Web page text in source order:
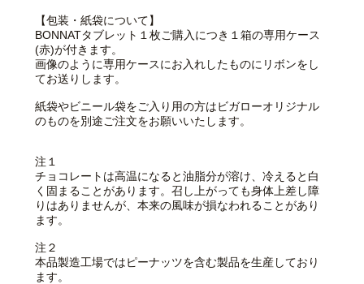
【包装・紙袋について】
BONNATタブレット１枚ご購入につき１箱の専用ケース
(赤)が付きます。
画像のように専用ケースにお入れしたものにリボンをし
てお送りします。
紙袋やビニール袋をご入り用の方はビガローオリジナル
のものを別途ご注文をお願いいたします。
注１
チョコレートは高温になると油脂分が溶け、冷えると白
く固まることがあります。召し上がっても身体上差し障
りはありませんが、本来の風味が損なわれることがあり
ます。
注２
本品製造工場ではピーナッツを含む製品を生産しており
ます。